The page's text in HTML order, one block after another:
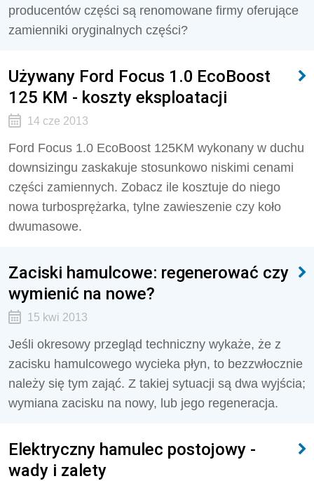
producentów części są renomowane firmy oferujące
zamienniki oryginalnych części?
Używany Ford Focus 1.0 EcoBoost
125 KM - koszty eksploatacji
14 cze 2013
Ford Focus 1.0 EcoBoost 125KM wykonany w duchu
downsizingu zaskakuje stosunkowo niskimi cenami
części zamiennych. Zobacz ile kosztuje do niego
nowa turbosprężarka, tylne zawieszenie czy koło
dwumasowe.
Zaciski hamulcowe: regenerować czy
wymienić na nowe?
15 kwi 2013
Jeśli okresowy przegląd techniczny wykaże, że z
zacisku hamulcowego wycieka płyn, to bezzwłocznie
należy się tym zająć. Z takiej sytuacji są dwa wyjścia;
wymiana zacisku na nowy, lub jego regeneracja.
Elektryczny hamulec postojowy -
wady i zalety